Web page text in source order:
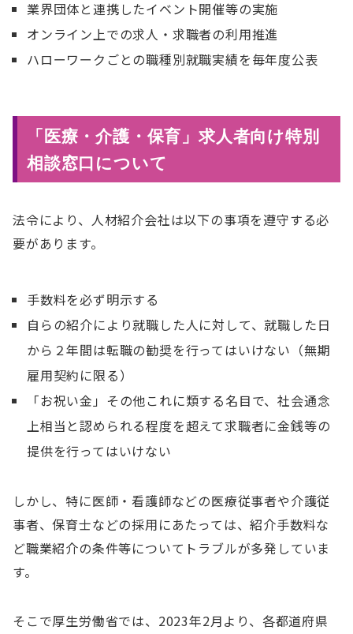
業界団体と連携したイベント開催等の実施
オンライン上での求人・求職者の利用推進
ハローワークごとの職種別就職実績を毎年度公表
「医療・介護・保育」求人者向け特別
相談窓口について
法令により、⼈材紹介会社は以下の事項を遵守する必
要があります。
手数料を必ず明⽰する
自らの紹介により就職した人に対して、就職した⽇
から２年間は転職の勧奨を⾏ってはいけない（無期
雇用契約に限る）
「お祝い⾦」その他これに類する名目で、社会通念
上相当と認められる程度を超えて求職者に⾦銭等の
提供を⾏ってはいけない
しかし、特に医師・看護師などの医療従事者や介護従
事者、保育士などの採用にあたっては、紹介⼿数料な
ど職業紹介の条件等についてトラブルが多発していま
す。
そこで厚生労働省では、2023年2月より、各都道府県